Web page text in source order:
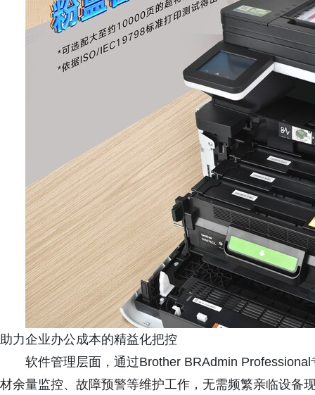
助力企业办公成本的精益化把控
软件管理层面，通过Brother BRAdmin
材余量监控、故障预警等维护工作，无需频繁亲临设备